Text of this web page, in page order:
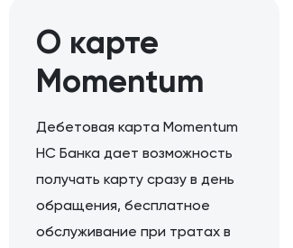
О карте
Momentum
Дебетовая карта Momentum
НС Банка дает возможность
получать карту сразу в день
обращения, бесплатное
обслуживание при тратах в